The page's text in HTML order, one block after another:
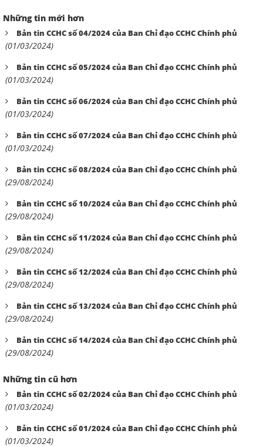
Những tin mới hơn
Bản tin CCHC số 04/2024 của Ban Chỉ đạo CCHC Chính phủ
(01/03/2024)
Bản tin CCHC số 05/2024 của Ban Chỉ đạo CCHC Chính phủ
(01/03/2024)
Bản tin CCHC số 06/2024 của Ban Chỉ đạo CCHC Chính phủ
(01/03/2024)
Bản tin CCHC số 07/2024 của Ban Chỉ đạo CCHC Chính phủ
(01/03/2024)
Bản tin CCHC số 08/2024 của Ban Chỉ đạo CCHC Chính phủ
(29/08/2024)
Bản tin CCHC số 10/2024 của Ban Chỉ đạo CCHC Chính phủ
(29/08/2024)
Bản tin CCHC số 11/2024 của Ban Chỉ đạo CCHC Chính phủ
(29/08/2024)
Bản tin CCHC số 12/2024 của Ban Chỉ đạo CCHC Chính phủ
(29/08/2024)
Bản tin CCHC số 13/2024 của Ban Chỉ đạo CCHC Chính phủ
(29/08/2024)
Bản tin CCHC số 14/2024 của Ban Chỉ đạo CCHC Chính phủ
(29/08/2024)
Những tin cũ hơn
Bản tin CCHC số 02/2024 của Ban Chỉ đạo CCHC Chính phủ
(01/03/2024)
Bản tin CCHC số 01/2024 của Ban Chỉ đạo CCHC Chính phủ
(01/03/2024)